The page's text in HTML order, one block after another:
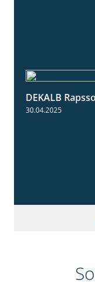
DEKALB
30.04.2025